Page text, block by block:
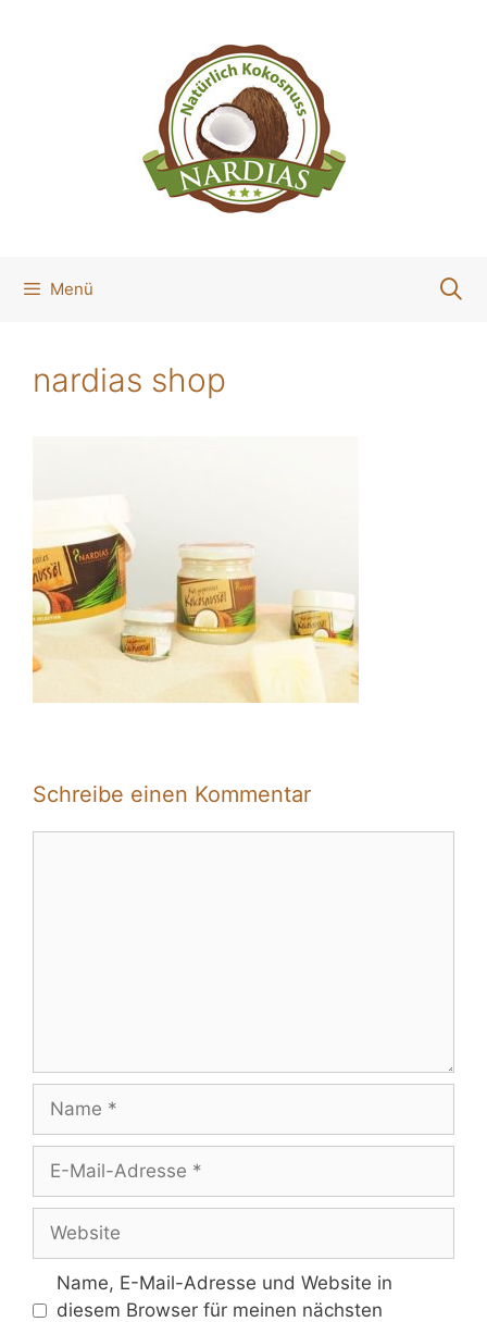
Menü
nardias shop
Schreibe einen Kommentar
Name
Adresse
Website
Name, E-Mail-Adresse und Website in
diesem Browser für meinen nächsten